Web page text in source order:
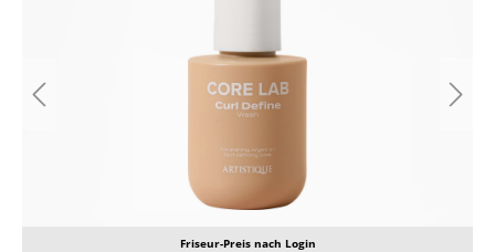
Friseur-Preis nach Login